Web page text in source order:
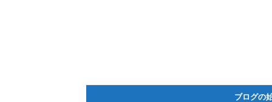
ブログの